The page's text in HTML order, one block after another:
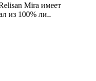
Mira имеет
из 100% ли..